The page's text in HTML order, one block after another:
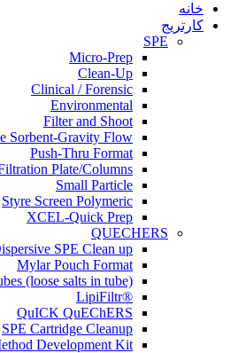
خانه
کارتریج
SPE
Micro-Prep
Clean-Up
Clinical / Forensic
Environmental
Filter and Shoot
Sorbent-Gravity Flow
Push-Thru Format
Plate/Columns
Small Particle
Styre Screen Polymeric
XCEL-Quick Prep
QUECHERS
SPE Clean up
Mylar Pouch Format
(loose salts in tube)
®LipiFiltr
QuICK QuEChERS
SPE Cartridge Cleanup
Development Kit